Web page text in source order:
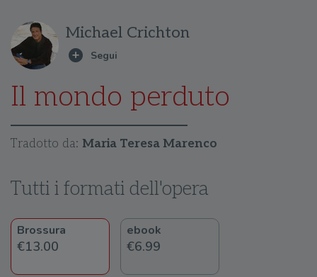
Michael Crichton
Il mondo perduto
Tradotto da: Maria Teresa Marenco
Tutti i formati dell'opera
Brossura
€13.00
ebook
€6.99